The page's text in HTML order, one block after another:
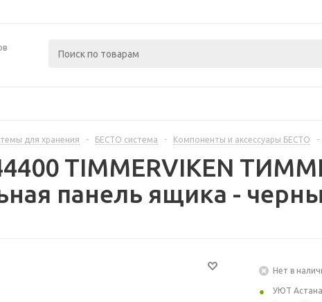
для хранения - БЕСТО система - Компоненты и аксессуары БЕСТО -
TIMMERVIKEN
панель ящика -
Нет в
УЮТ Астана